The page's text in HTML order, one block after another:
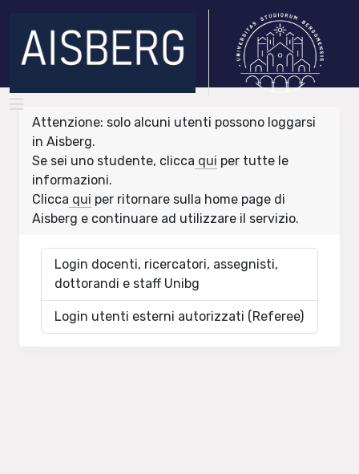
Attenzione: solo alcuni utenti possono loggarsi
in Aisberg.
Se sei uno studente, clicca qui per tutte le
informazioni.
Clicca qui per ritornare sulla home page di
Aisberg e continuare ad utilizzare il servizio.
Login docenti, ricercatori, assegnisti,
dottorandi e staff Unibg
Login utenti esterni autorizzati (Referee)